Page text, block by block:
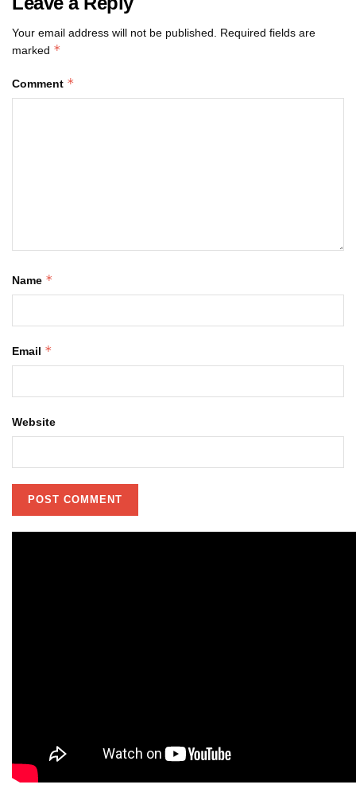
Your email address will not be published. Required fields are
marked *
Comment *
Name *
Email *
Website